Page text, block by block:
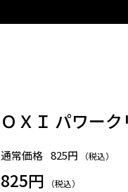
ＯＸＩ パワー
通常価格 825円 （税込）
825円 （税込）